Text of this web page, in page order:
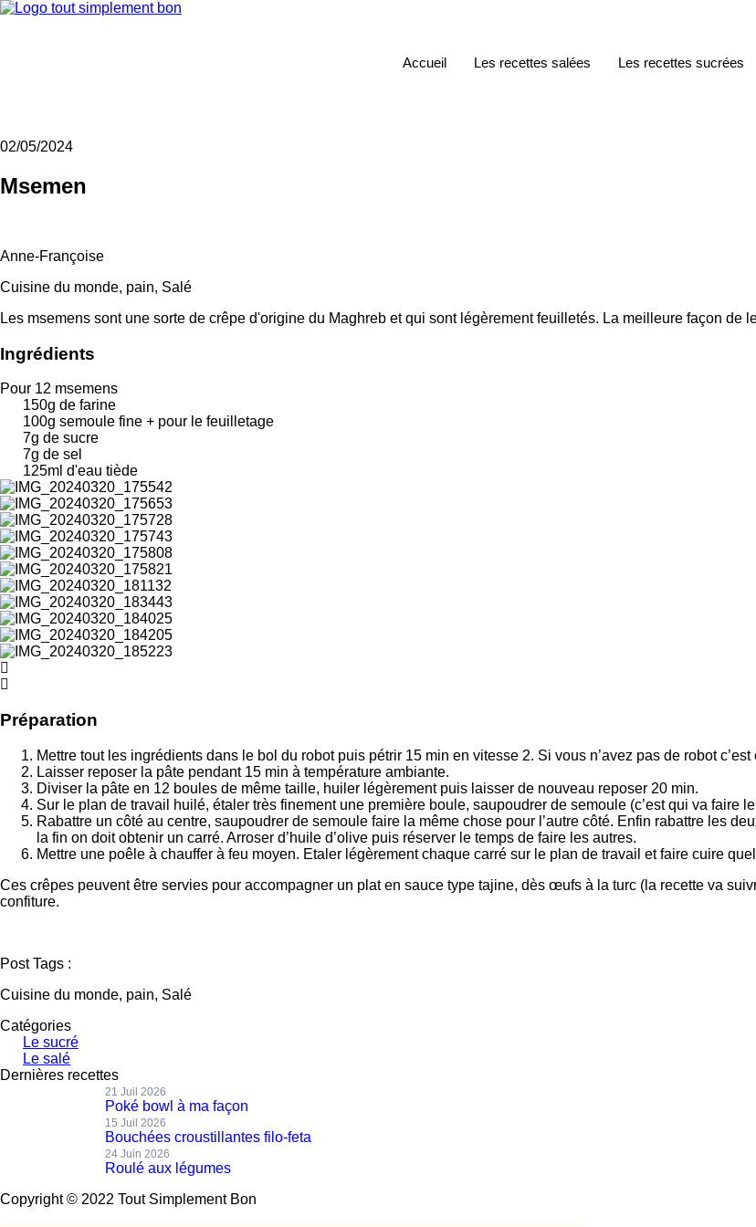
Accueil Les recettes salées Les recettes sucrées
02/05/2024
Msemen
Anne-Françoise
Cuisine du monde, pain, Salé
Les msemens sont une sorte de crêpe d'origine du Maghreb et qui sont légèrement feuilletés. La meilleure façon de
Ingrédients
Pour 12 msemens
150g de farine
100g semoule fine + pour le feuilletage
7g de sucre
7g de sel
125ml d'eau tiède
Préparation
Mettre tout les ingrédients dans le bol du robot puis pétrir 15 min en vitesse 2. Si vous n’avez pas de robot
Laisser reposer la pâte pendant 15 min à température ambiante.
Diviser la pâte en 12 boules de même taille, huiler légèrement puis laisser de nouveau reposer 20 min.
Sur le plan de travail huilé, étaler très finement une première boule, saupoudrer de semoule (c’est qui va faire
Rabattre un côté au centre, saupoudrer de semoule faire la même chose pour l’autre côté. Enfin rabattre les
la fin on doit obtenir un carré. Arroser d’huile d’olive puis réserver le temps de faire les autres.
Mettre une poêle à chauffer à feu moyen. Etaler légèrement chaque carré sur le plan de travail et faire cuire
Ces crêpes peuvent être servies pour accompagner un plat en sauce type tajine, dès œufs à la turc (la recette va
confiture.
Post Tags :
Cuisine du monde, pain, Salé
Catégories
Le sucré
Le salé
Dernières recettes
21 Juil 2026
Poké bowl à ma façon
15 Juil 2026
Bouchées croustillantes filo-feta
24 Juin 2026
Roulé aux légumes
Copyright © 2022 Tout Simplement Bon